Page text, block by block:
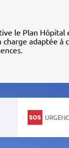
le Plan Hôpital
adaptée à